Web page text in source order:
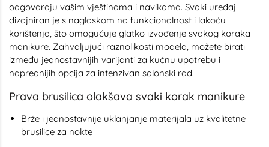
odgovaraju vašim vještinama i navikama. Svaki uređaj
dizajniran je s naglaskom na funkcionalnost i lakoću
korištenja, što omogućuje glatko izvođenje svakog koraka
manikure. Zahvaljujući raznolikosti modela, možete birati
između jednostavnijih varijanti za kućnu upotrebu i
naprednijih opcija za intenzivan salonski rad.
Prava brusilica olakšava svaki korak manikure
Brže i jednostavnije uklanjanje materijala uz kvalitetne
brusilice za nokte